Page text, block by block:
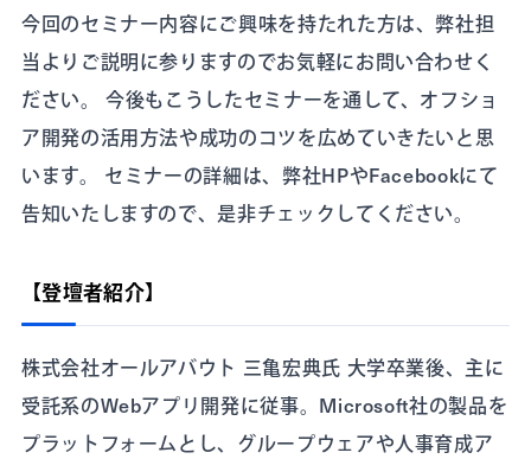
今回のセミナー内容にご興味を持たれた方は、弊社担
当よりご説明に参りますのでお気軽にお問い合わせく
ださい。 今後もこうしたセミナーを通して、オフショ
ア開発の活用方法や成功のコツを広めていきたいと思
います。 セミナーの詳細は、弊社HPやFacebookにて
告知いたしますので、是非チェックしてください。
【登壇者紹介】
株式会社オールアバウト 三亀宏典氏 大学卒業後、主に
受託系のWebアプリ開発に従事。Microsoft社の製品を
プラットフォームとし、グループウェアや人事育成ア